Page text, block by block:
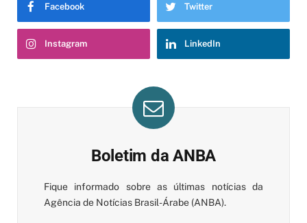
Facebook Twitter
Instagram LinkedIn
Boletim da ANBA
Fique informado sobre as últimas notícias da
Agência de Notícias Brasil-Árabe (ANBA).